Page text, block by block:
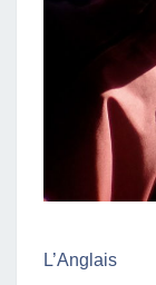
L’Anglais